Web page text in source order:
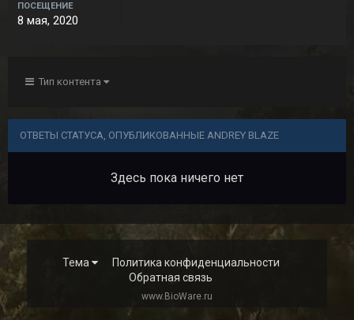
ПОСЕЩЕНИЕ
8 мая, 2020
Тип контента
ОТВЕТЫ СТАТУСА, ОПУБЛИКОВАННЫЕ ANDREY BLAZE
Здесь пока ничего нет
Тема
Политика конфиденциальности
Обратная связь
www.BioWare.ru